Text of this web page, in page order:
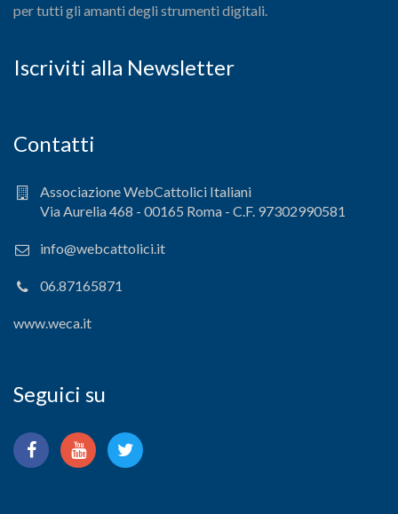
per tutti gli amanti degli strumenti digitali.
Iscriviti alla Newsletter
Contatti
Associazione WebCattolici Italiani
Via Aurelia 468 - 00165 Roma - C.F. 97302990581
info@webcattolici.it
06.87165871
www.weca.it
Seguici su